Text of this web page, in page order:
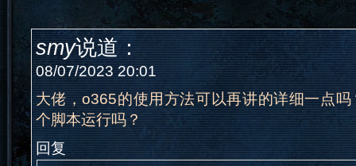
smy说道：
08/07/2023 20:01
大佬，o365的使用方法可以再讲的详细一点
个脚本运行吗？
回复